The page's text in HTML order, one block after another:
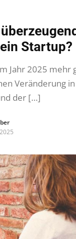
Startup?
Jahr 2025 mehr
Veränderung
der […]